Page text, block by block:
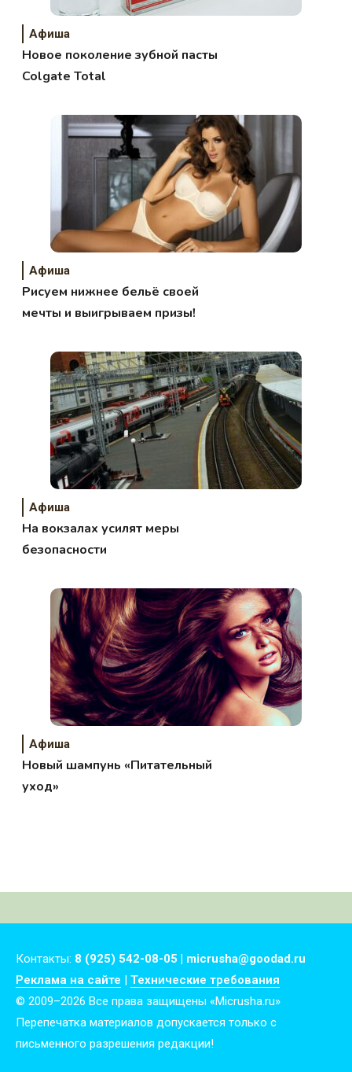
Афиша
Новое поколение зубной пасты
Colgate Total
Афиша
Рисуем нижнее бельё своей
мечты и выигрываем призы!
Афиша
На вокзалах усилят меры
безопасности
Афиша
Новый шампунь «Питательный
уход»
Контакты: 8 (925) 542-08-05 | micrusha@goodad.ru
Реклама на сайте | Технические требования
© 2009–2026 Все права защищены «Micrusha.ru»
Перепечатка материалов допускается только с
письменного разрешения редакции!